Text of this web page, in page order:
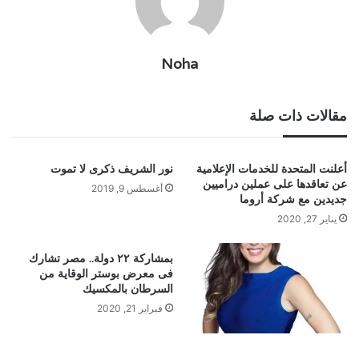
Noha
مقالات ذات صلة
أعلنت المتحدة للخدمات الإعلامية
عن تعاقدها على عملين دراميين
جديدين مع شركة أروما
يناير 27, 2020
نور الشريف ذكرى لا تموت
أغسطس 9, 2019
بمشاركة ٢٢ دولة.. مصر تشارك
فى معرض بوستر الوقاية من
السرطان بالمكسيك
فبراير 21, 2020